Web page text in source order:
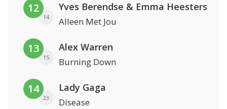
12
14
Yves Berendse & Emma Heesters
Alleen Met Jou
13
15
Alex Warren
Burning Down
14
23
Lady Gaga
Disease